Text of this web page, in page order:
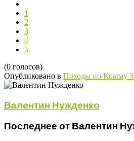
1
2
3
4
5
(0 голосов)
Опубликовано в Походы по Крыму
Валентин Нужденко
Последнее от Валентин